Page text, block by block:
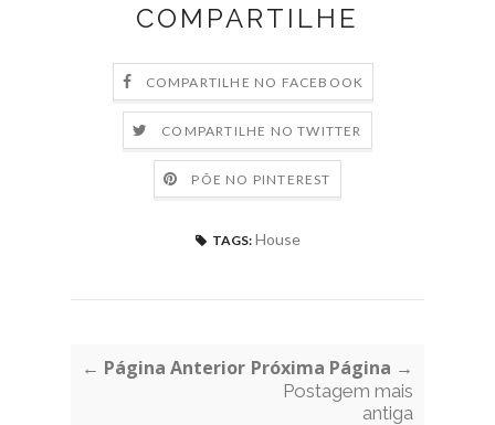
COMPARTILHE
COMPARTILHE NO FACEBOOK
COMPARTILHE NO TWITTER
PÕE NO PINTEREST
TAGS: House
← Página Anterior Próxima Página →
Postagem mais
antiga